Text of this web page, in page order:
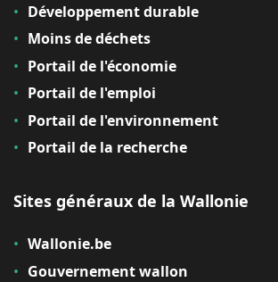
Développement durable
Moins de déchets
Portail de l'économie
Portail de l'emploi
Portail de l'environnement
Portail de la recherche
Sites généraux de la Wallonie
Wallonie.be
Gouvernement wallon